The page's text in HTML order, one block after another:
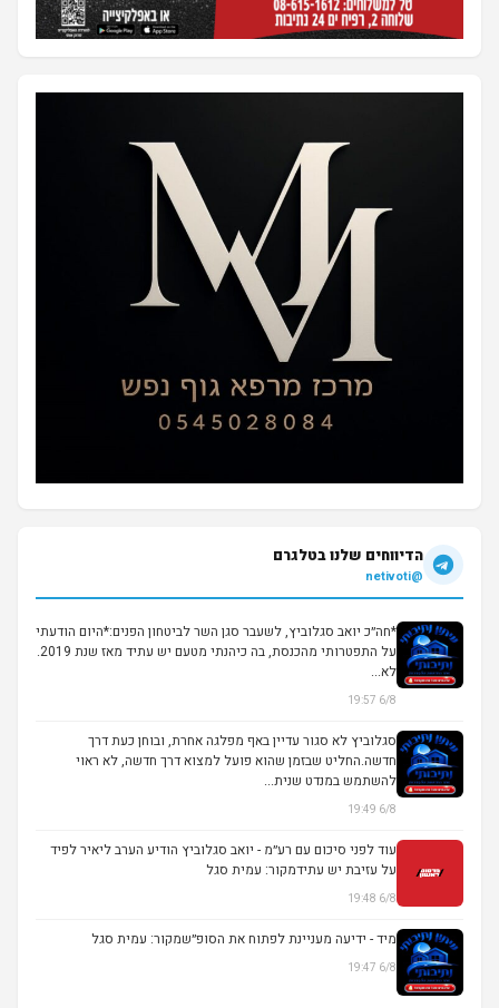
הדיווחים שלנו בטלגרם
@netivoti
*חה״כ יואב סגלוביץ, לשעבר סגן השר לביטחון הפנים:*היום הודעתי
על התפטרותי מהכנסת, בה כיהנתי מטעם יש עתיד מאז שנת 2019.
לא...
6/8 19:57
סגלוביץ לא סגור עדיין באף מפלגה אחרת, ובוחן כעת דרך
חדשה.החליט שבזמן שהוא פועל למצוא דרך חדשה, לא ראוי
להשתמש במנדט שנית...
6/8 19:49
עוד לפני סיכום עם רע״מ - יואב סגלוביץ הודיע הערב ליאיר לפיד
על עזיבת יש עתידמקור: עמית סגל
6/8 19:48
מיד - ידיעה מעניינת לפתוח את הסופ״שמקור: עמית סגל
6/8 19:47